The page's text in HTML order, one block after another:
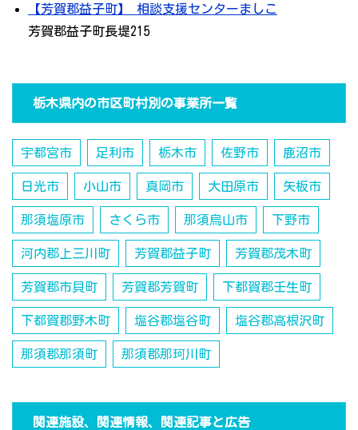
【芳賀郡益子町】 相談支援センターましこ
芳賀郡益子町長堤215
栃木県内の市区町村別の事業所一覧
宇都宮市 足利市 栃木市 佐野市 鹿沼市
日光市 小山市 真岡市 大田原市 矢板市
那須塩原市 さくら市 那須烏山市 下野市
河内郡上三川町 芳賀郡益子町 芳賀郡茂木町
芳賀郡市貝町 芳賀郡芳賀町 下都賀郡壬生町
下都賀郡野木町 塩谷郡塩谷町 塩谷郡高根沢町
那須郡那須町 那須郡那珂川町
関連施設、関連情報、関連記事と広告